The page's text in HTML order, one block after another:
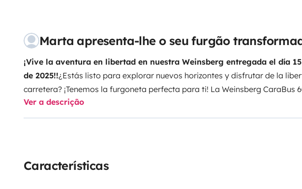
Marta apresenta-lhe o seu furgão
¡Vive la aventura en libertad en nuestra Weinsberg entregada el día
de 2025!!¿Estás listo para explorar nuevos horizontes y disfrutar de la
carretera? ¡Tenemos la furgoneta perfecta para ti! La Weinsberg CaraBus
una autocaravana compacta y versátil, ideal para aquellos que buscan
renunciar al confort.Características destacadas:- Motor y rendimiento:
compresor de 95 litros- WC cassette Dometic giratorio
Ver a descrição
Características